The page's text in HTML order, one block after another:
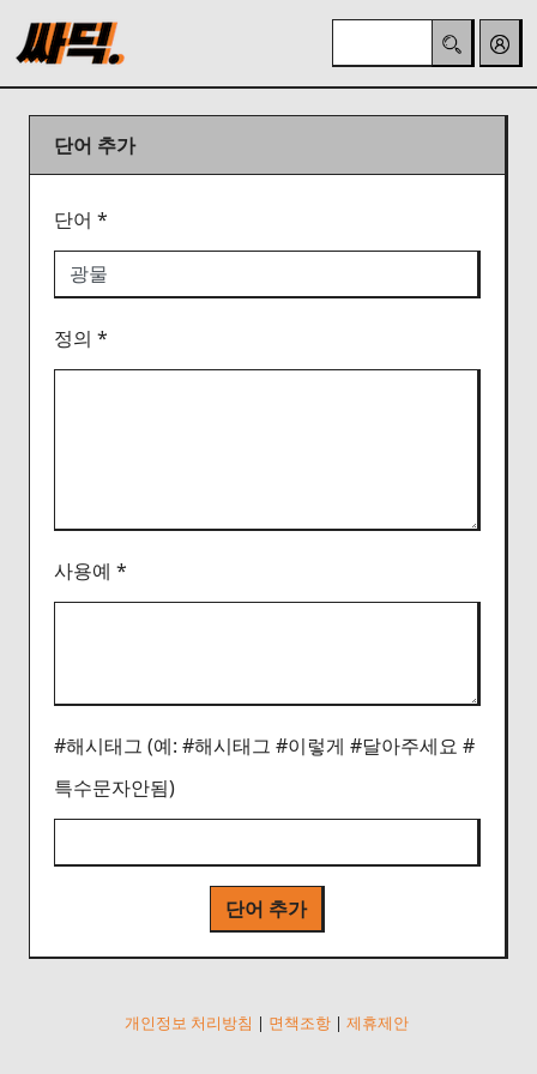
단어 추가
단어 *
정의 *
사용예 *
#해시태그 (예: #해시태그 #이렇게 #달아주세요 #
특수문자안됨)
단어 추가
개인정보 처리방침 | 면책조항 | 제휴제안